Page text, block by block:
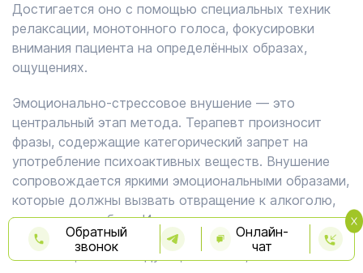
Достигается оно с помощью специальных техник
релаксации, монотонного голоса, фокусировки
внимания пациента на определённых образах,
ощущениях.
Эмоционально-стрессовое внушение — это
центральный этап метода. Терапевт произносит
фразы, содержащие категорический запрет на
употребление психоактивных веществ. Внушение
сопровождается яркими эмоциональными образами,
которые должны вызвать отвращение к алкоголю,
наркотикам, табаку. Используются разные техники:
интонационные модуляции голоса;
Обратный
звонок
Онлайн-
чат